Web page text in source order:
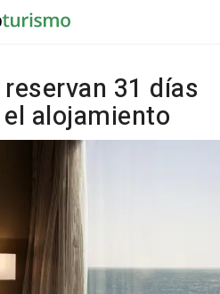
31 días
alojamiento